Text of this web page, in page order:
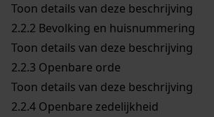
Toon details van deze beschrijving
2.2.2 Bevolking en huisnummering
Toon details van deze beschrijving
2.2.3 Openbare orde
Toon details van deze beschrijving
2.2.4 Openbare zedelijkheid